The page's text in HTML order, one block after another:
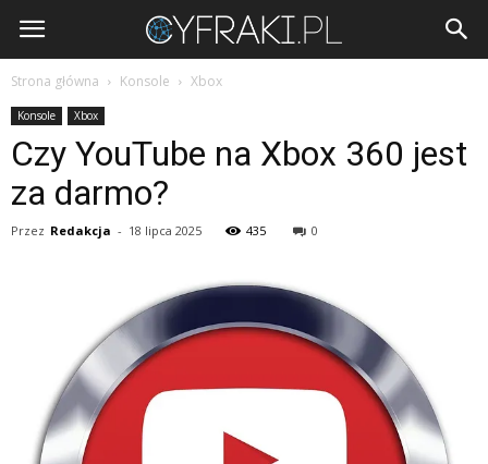
Cyfraki.pl
Strona główna Konsole Xbox
Konsole Xbox
Czy YouTube na Xbox 360 jest
za darmo?
Przez Redakcja - 18 lipca 2025 435 0